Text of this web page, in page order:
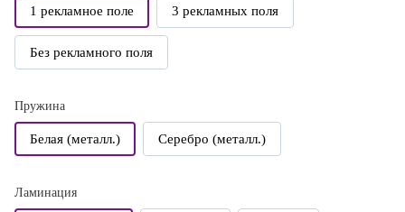
1 рекламное поле 3 рекламных поля
Без рекламного поля
Пружина
Белая (металл.) Серебро (металл.)
Ламинация